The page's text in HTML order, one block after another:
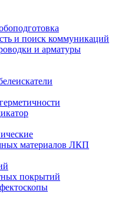
и поиск коммуникаций
и арматуры
материалов ЛКП
покрытий